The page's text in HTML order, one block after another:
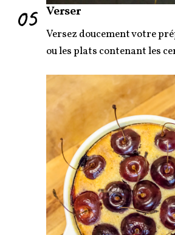
05 Verser
Versez doucement votre
ou les plats contenant les